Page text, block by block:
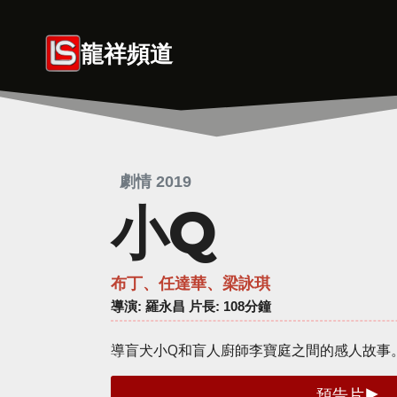
龍祥頻道
劇情 2019
小Q
布丁、任達華、梁詠琪
導演: 羅永昌 片長: 108分鐘
導盲犬小Q和盲人廚師李寶庭之間的感人故事